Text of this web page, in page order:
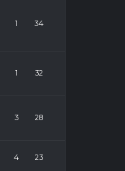
1 34
1 32
3 28
4 23